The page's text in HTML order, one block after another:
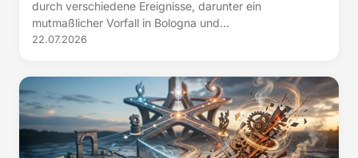
durch verschiedene Ereignisse, darunter ein
mutmaßlicher Vorfall in Bologna und...
22.07.2026